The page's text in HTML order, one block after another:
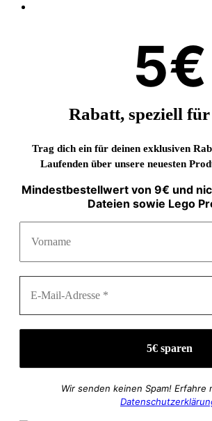
5€
Rabatt, speziell
Trag dich ein für deinen exklusiven
Laufenden über unsere neuesten
Mindestbestellwert von 9€ und
Dateien sowie Lego
Wir senden keinen Spam! Erfahre